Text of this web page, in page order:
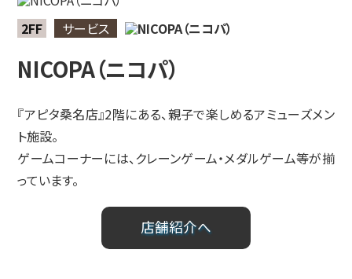
2FF サービス
NICOPA（ニコパ）
『アピタ桑名店』2階にある、親子で楽しめるアミューズメン
ト施設。
ゲームコーナーには、クレーンゲーム・メダルゲーム等が揃
っています。
店舗紹介へ